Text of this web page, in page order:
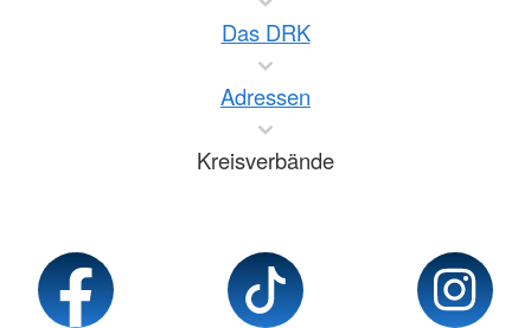
Das DRK
Adressen
Kreisverbände